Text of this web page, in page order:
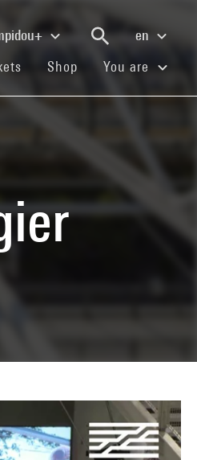
en
(current)
Shop (current)You are